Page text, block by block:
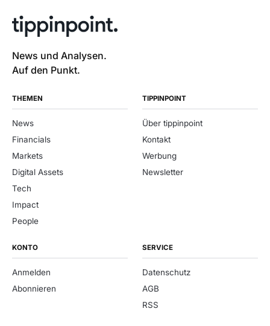
News und Analysen.
Auf den Punkt.
THEMEN
News
Financials
Markets
Digital Assets
Tech
Impact
People
TIPPINPOINT
Über tippinpoint
Kontakt
Werbung
Newsletter
KONTO
Anmelden
Abonnieren
SERVICE
Datenschutz
AGB
RSS